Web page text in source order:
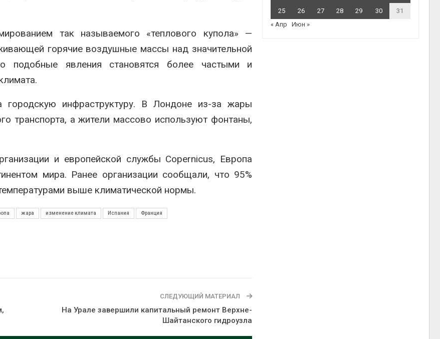
так называемого «теплового купола» —
горячие воздушные массы над значительной
подобные явления становятся более частыми и
инфраструктуру. В Лондоне из-за жары
транспорта, а жители массово используют фонтаны,
и европейской службы Copernicus, Европа
мира. Ранее организации сообщали, что 95%
выше климатической нормы.
жара изменение климата Испания Франция
СЛЕДУЮЩИЙ МАТЕРИАЛ
На Урале завершили капитальный ремонт Верхне-
Шайтанского гидроузла
25 26 27 28 29 30
31
« Апр
Июн »